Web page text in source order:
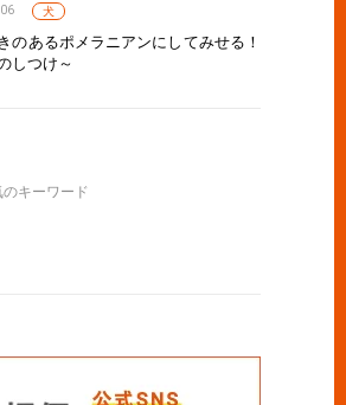
犬
のあるポメラニアンにしてみせる！
しつけ～
のキーワード